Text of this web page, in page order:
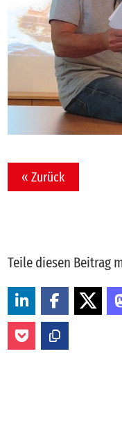
« Zurück
Teile diesen Beitrag